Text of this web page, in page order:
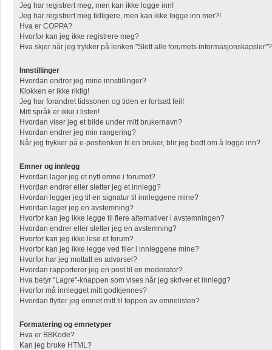
Jeg har registrert meg, men kan ikke logge inn!
Jeg har registrert meg tidligere, men kan ikke logge inn mer?!
Hva er COPPA?
Hvorfor kan jeg ikke registrere meg?
Hva skjer når jeg trykker på lenken "Slett alle forumets informasjonskapsler"?
Innstillinger
Hvordan endrer jeg mine innstillinger?
Klokken er ikke riktig!
Jeg har forandret tidssonen og tiden er fortsatt feil!
Mitt språk er ikke i listen!
Hvordan viser jeg et bilde under mitt brukernavn?
Hvordan endrer jeg min rangering?
Når jeg trykker på e-postlenken til en bruker, blir jeg bedt om å logge inn?
Emner og innlegg
Hvordan lager jeg et nytt emne i forumet?
Hvordan endrer eller sletter jeg et innlegg?
Hvordan legger jeg til en signatur til innleggene mine?
Hvordan lager jeg en avstemning?
Hvorfor kan jeg ikke legge til flere alternativer i avstemningen?
Hvordan endrer eller sletter jeg en avstemning?
Hvorfor kan jeg ikke lese et forum?
Hvorfor kan jeg ikke legge ved filer i innleggene mine?
Hvorfor har jeg mottatt en advarsel?
Hvordan rapporterer jeg en post til en moderator?
Hva betyr "Lagre"-knappen som vises når jeg skriver et innlegg?
Hvorfor må innlegget mitt godkjennes?
Hvordan flytter jeg emnet mitt til toppen av emnelisten?
Formatering og emnetyper
Hva er BBKode?
Kan jeg bruke HTML?